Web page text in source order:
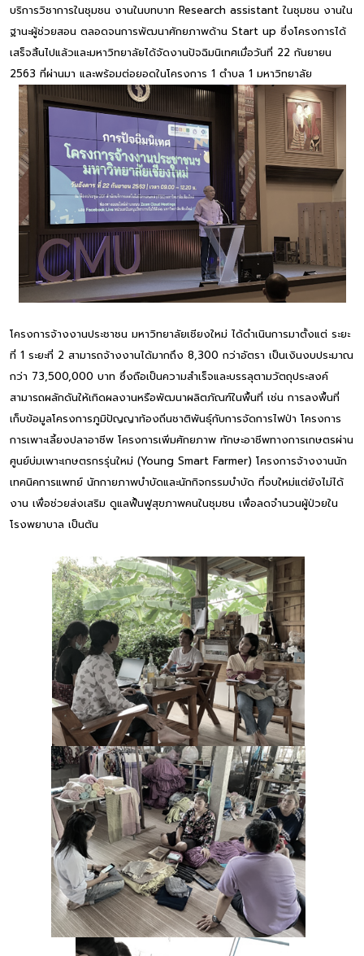
บริการวิชาการในชุมชน งานในบทบาท Research assistant ในชุมชน งานใน
ฐานะผู้ช่วยสอน ตลอดจนการพัฒนาศักยภาพด้าน Start up ซี่งโครงการได้
เสร็จสิ้นไปแล้วและมหาวิทยาลัยได้จัดงานปัจฉิมนิเทศเมื่อวันที่ 22 กันยายน
2563 ที่ผ่านมา และพร้อมต่อยอดในโครงการ 1 ตำบล 1 มหาวิทยาลัย
โครงการจ้างงานประชาชน มหาวิทยาลัยเชียงใหม่ ได้ดำเนินการมาตั้งแต่ ระยะ
ที่ 1 ระยะที่ 2 สามารถจ้างงานได้มากถึง 8,300 กว่าอัตรา เป็นเงินงบประมาณ
กว่า 73,500,000 บาท ซึ่งถือเป็นความสำเร็จและบรรลุตามวัตถุประสงค์
สามารถผลักดันให้เกิดผลงานหรือพัฒนาผลิตภัณฑ์ในพื้นที่ เช่น การลงพื้นที่
เก็บข้อมูลโครงการภูมิปัญญาท้องถิ่นชาติพันธุ์กับการจัดการไฟป่า โครงการ
การเพาะเลี้ยงปลาอาชีพ โครงการเพิ่มศักยภาพ ทักษะอาชีพทางการเกษตรผ่าน
ศูนย์บ่มเพาะเกษตรกรรุ่นใหม่ (Young Smart Farmer) โครงการจ้างงานนัก
เทคนิคการแพทย์ นักกายภาพบำบัดและนักกิจกรรมบำบัด ที่จบใหม่แต่ยังไม่ได้
งาน เพื่อช่วยส่งเสริม ดูแลฟื้นฟูสุขภาพคนในชุมชน เพื่อลดจำนวนผู้ป่วยใน
โรงพยาบาล เป็นต้น